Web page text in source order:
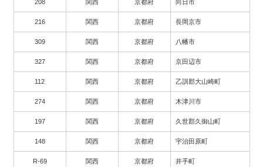
208 関西 京都府 向日市
216 関西 京都府 長岡京市
309 関西 京都府 八幡市
327 関西 京都府 京田辺市
112 関西 京都府 乙訓郡大山崎町
274 関西 京都府 木津川市
197 関西 京都府 久世郡久御山町
148 関西 京都府 宇治田原町
R-69 関西 京都府 井手町